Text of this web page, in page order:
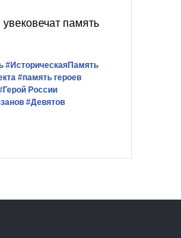
память
#ИсторическаяПамять
#память героев
России
#Девятов